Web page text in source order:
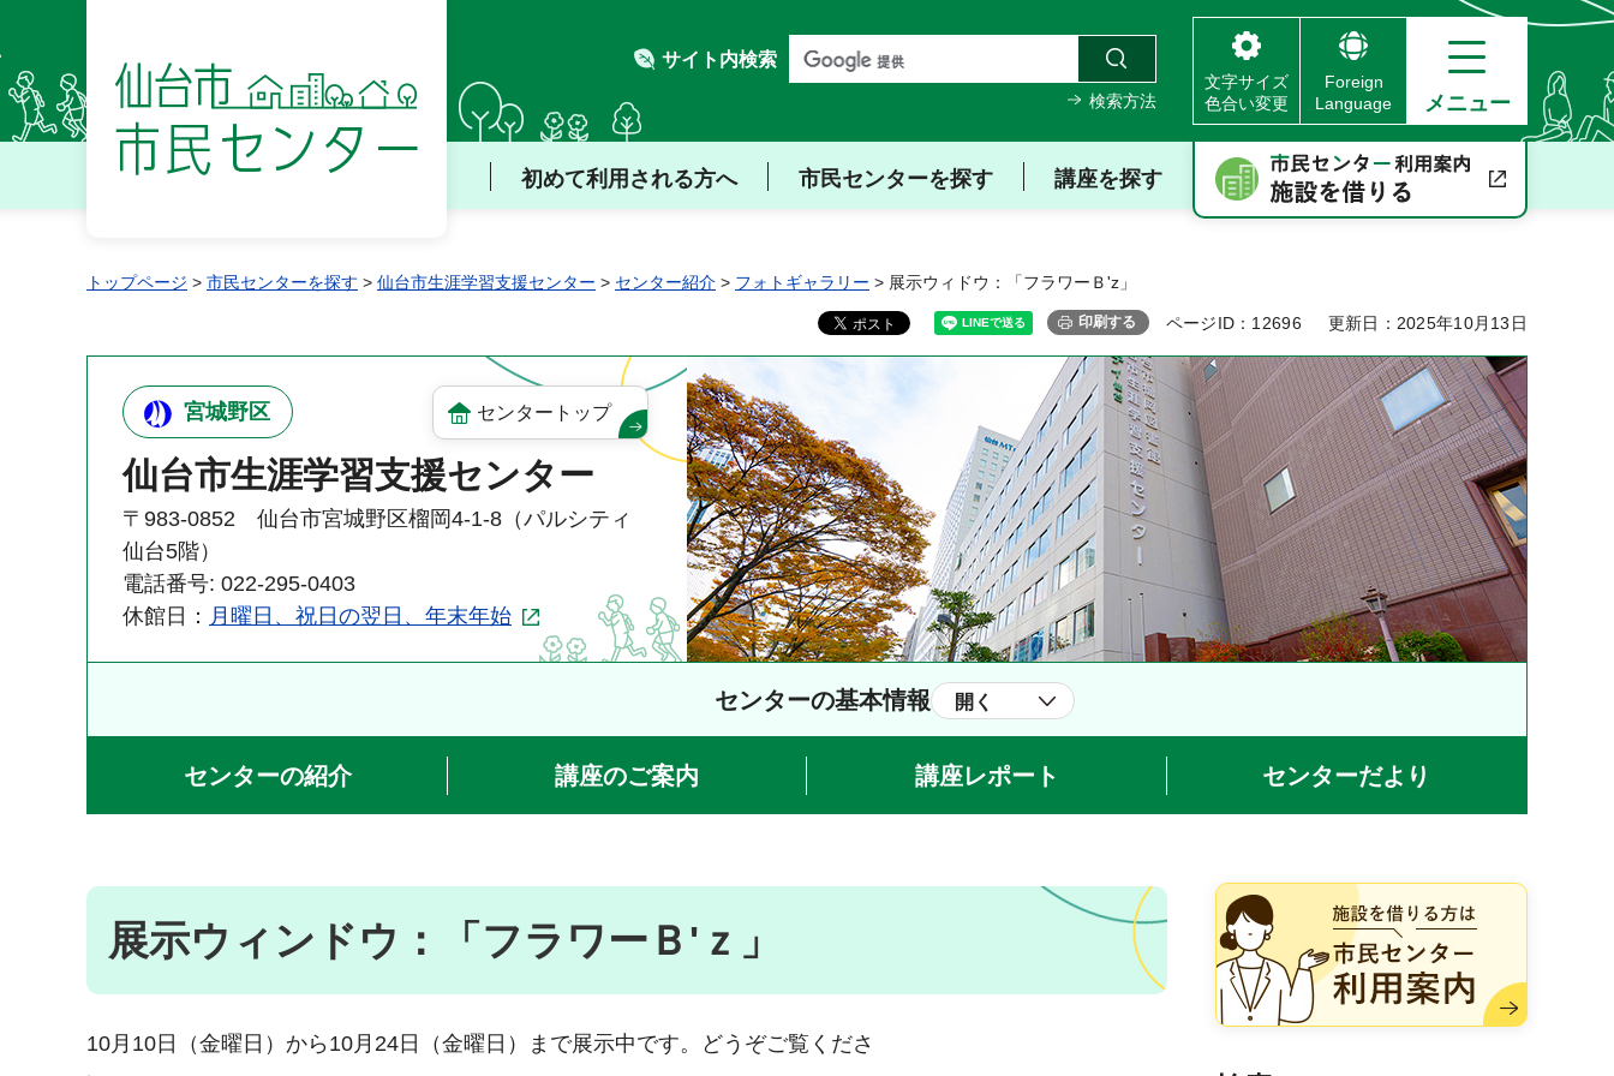
仙台市 市民センター
サイト内検索
検索方法
文字サイズ
色合い変更
Foreign
Language
メニュー
初めて利用される方へ 市民センターを探す 講座を探す
トップページ > 市民センターを探す > 仙台市生涯学習支援センター > センター紹介 > フォトギャラリー > 展示ウィドウ：「フラワーＢ'z」
印刷する ページID：12696 更新日：2025年10月13日
宮城野区 センタートップ
仙台市生涯学習支援センター
〒983-0852 仙台市宮城野区榴岡4-1-8（パルシティ
仙台5階）
電話番号: 022-295-0403
休館日： 月曜日、祝日の翌日、年末年始
センターの基本情報 開く
センターの紹介 講座のご案内 講座レポート センターだより
展示ウィンドウ：「フラワーＢ'ｚ」
10月10日（金曜日）から10月24日（金曜日）まで展示中です。どうぞご覧くださ
施設を借りる方は市民センター
利用案内